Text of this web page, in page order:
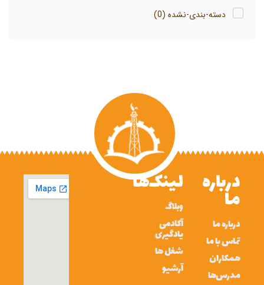
دسته-بندی-نشده (0)
درباره
ما
درباره ما
تماس با ما
همکاران
مدرس‌ها
لینک‌ها
وبلاگ
آکادمی
یادگیری
شغل ها
آرشیو